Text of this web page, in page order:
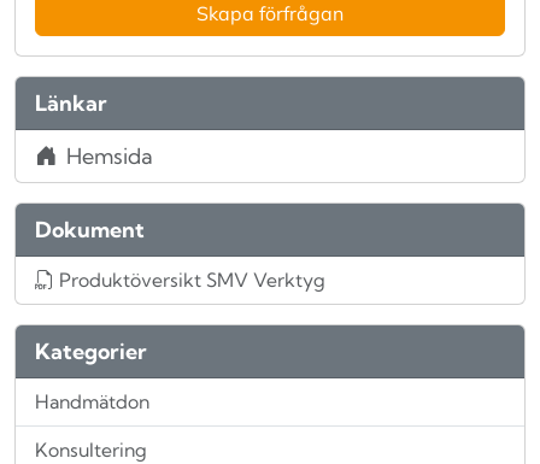
Skapa förfrågan
Länkar
Hemsida
Dokument
Produktöversikt SMV Verktyg
Kategorier
Handmätdon
Konsultering